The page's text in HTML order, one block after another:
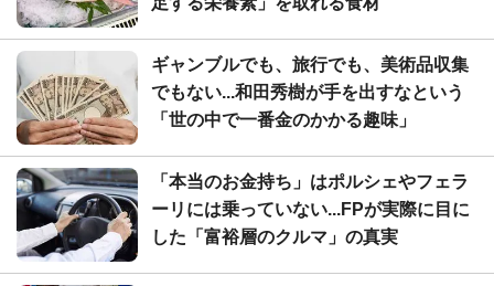
ギャンブルでも、旅行でも、美術品収集
でもない...和田秀樹が手を出すなという
「世の中で一番金のかかる趣味」
「本当のお金持ち」はポルシェやフェラ
ーリには乗っていない...FPが実際に目に
した「富裕層のクルマ」の真実